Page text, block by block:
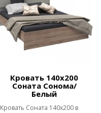
Кровать 140х200
Соната Сонома/
Белый
Кровать Соната 140х200 в